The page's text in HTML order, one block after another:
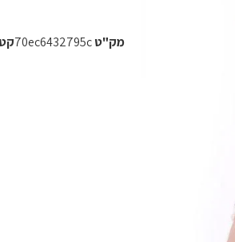
מק"ט70ec6432795c